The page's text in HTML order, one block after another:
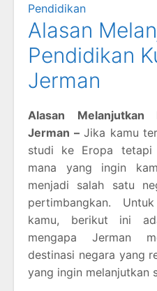
Pendidikan
Alasan
Pendidikan
Jerman
Alasan Melanjutkan
Jerman – Jika kamu
studi ke Eropa tetapi
mana yang ingin
menjadi salah satu
pertimbangkan.
kamu, berikut ini
mengapa Jerman
destinasi negara yang
yang ingin melanjutkan